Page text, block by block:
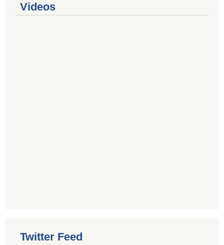
Videos
Twitter Feed